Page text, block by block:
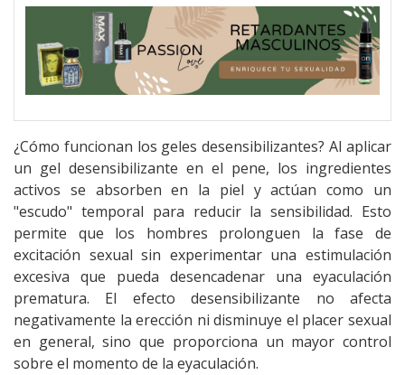
¿Cómo funcionan los geles desensibilizantes? Al aplicar
un gel desensibilizante en el pene, los ingredientes
activos se absorben en la piel y actúan como un
"escudo" temporal para reducir la sensibilidad. Esto
permite que los hombres prolonguen la fase de
excitación sexual sin experimentar una estimulación
excesiva que pueda desencadenar una eyaculación
prematura. El efecto desensibilizante no afecta
negativamente la erección ni disminuye el placer sexual
en general, sino que proporciona un mayor control
sobre el momento de la eyaculación.